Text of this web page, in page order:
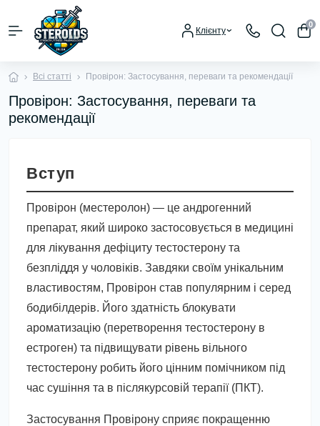
Клієнту
0
Всі статті Провірон: Застосування, переваги та рекомендації
Провірон: Застосування, переваги та
рекомендації
Вступ
Провірон (местеролон) — це андрогенний
препарат, який широко застосовується в медицині
для лікування дефіциту тестостерону та
безпліддя у чоловіків. Завдяки своїм унікальним
властивостям, Провірон став популярним і серед
бодибілдерів. Його здатність блокувати
ароматизацію (перетворення тестостерону в
естроген) та підвищувати рівень вільного
тестостерону робить його цінним помічником під
час сушіння та в післякурсовій терапії (ПКТ).
Застосування Провірону сприяє покращенню